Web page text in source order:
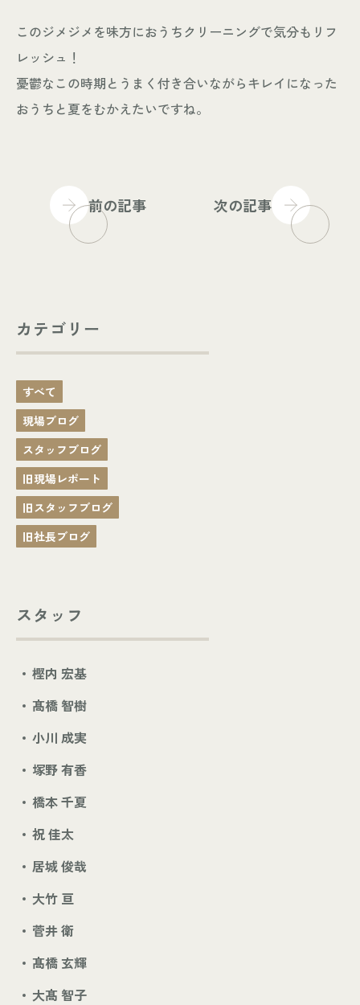
カテゴリー
すべて
現場ブログ
スタッフブログ
旧現場レポート
旧スタッフブログ
旧社長ブログ
スタッフ
樫内 宏基
髙橋 智樹
小川 成実
塚野 有香
橋本 千夏
祝 佳太
居城 俊哉
大竹 亘
菅井 衛
髙橋 玄輝
大髙 智子
このジメジメを味方におうちクリーニングで気分もリフ
レッシュ！
憂鬱なこの時期とうまく付き合いながらキレイになった
おうちと夏をむかえたいですね。
前の記事 次の記事